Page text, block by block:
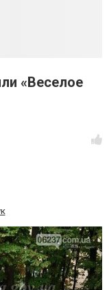
«Веселое